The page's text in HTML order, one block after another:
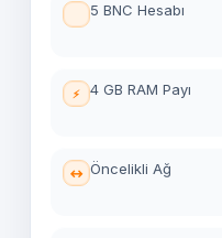
5 BNC Hesabı
4 GB RAM Payı
Öncelikli Ağ